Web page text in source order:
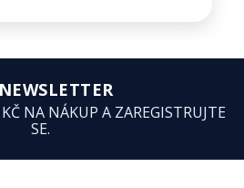
NEWSLETTER
NA NÁKUP A ZAREGISTRUJTE
SE.